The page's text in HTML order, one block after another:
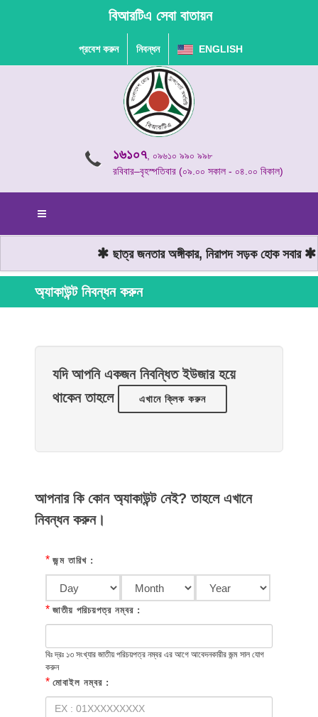
বিআরটিএ সেবা বাতায়ন
প্রবেশ করুন নিবন্ধন ENGLISH
১৬১০৭, ০৯৬১০ ৯৯০ ৯৯৮
রবিবার–বৃহস্পতিবার (০৯.০০ সকাল - ০৪.০০ বিকাল)
ছাত্র জনতার অঙ্গীকার, নিরাপদ সড়ক হোক সবার
অ্যাকাউন্ট নিবন্ধন করুন
যদি আপনি একজন নিবন্ধিত ইউজার হয়ে
থাকেন তাহলে
এখানে ক্লিক করুন
আপনার কি কোন অ্যাকাউন্ট নেই? তাহলে এখানে
নিবন্ধন করুন।
* জন্ম তারিখ :
* জাতীয় পরিচয়পত্র নম্বর :
বিঃ দ্রঃ ১৩ সংখ্যার জাতীয় পরিচয়পত্র নম্বর এর আগে আবেদনকারীর জন্ম সাল যোগ
করুন
* মোবাইল নম্বর :